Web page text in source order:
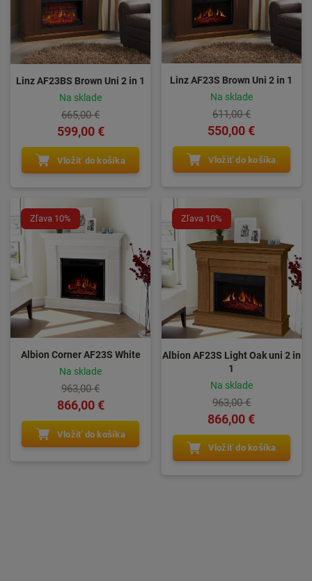
Linz AF23BS Brown Uni 2 in 1
Na sklade
665,00 €
599,00 €
Vložiť do košíka
Linz AF23S Brown Uni 2 in 1
Na sklade
611,00 €
550,00 €
Vložiť do košíka
Zľava 10%
Albion Corner AF23S White
Na sklade
963,00 €
866,00 €
Vložiť do košíka
Zľava 10%
Albion AF23S Light Oak uni 2 in
1
Na sklade
963,00 €
866,00 €
Vložiť do košíka